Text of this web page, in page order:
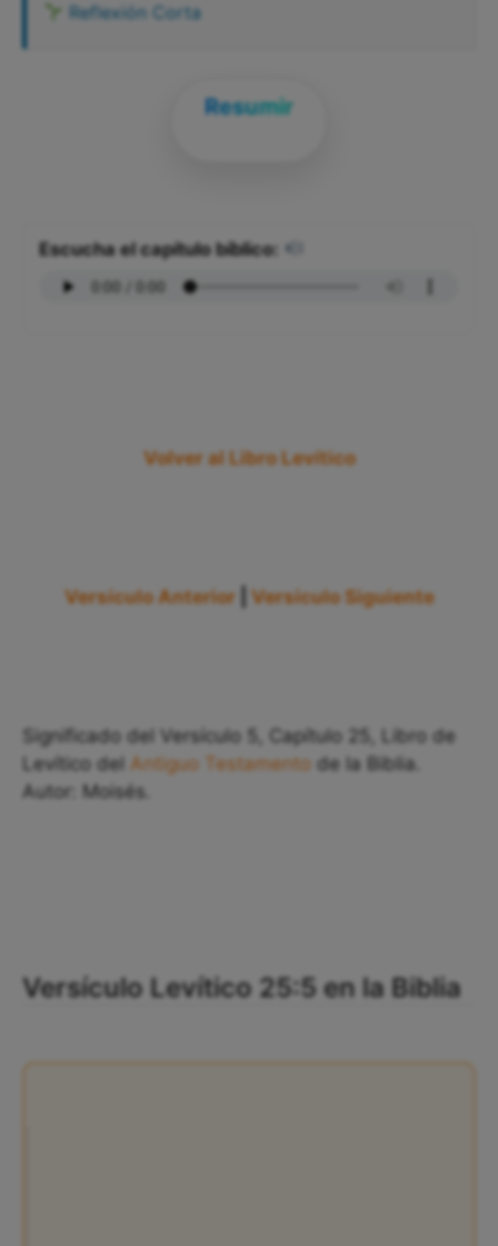
Reflexión Corta
Resumir
Escucha el capítulo bíblico:
Volver al Libro Levítico
Versículo Anterior Versículo Siguiente
Significado del Versículo 5, Capítulo 25, Libro de
Levítico del Antiguo Testamento de la Biblia.
Autor: Moisés.
Versículo Levítico 25:5 en la Biblia